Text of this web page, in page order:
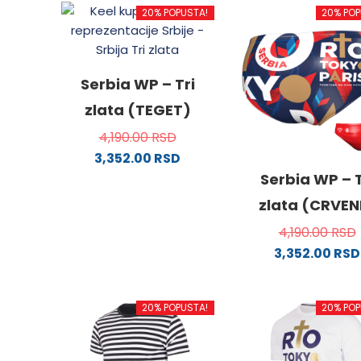
20% POPUSTA!
Serbia WP – Tri
zlata (TEGET)
4,190.00RSD
3,352.00 RSD
biti
izabrane
na
20%
Serbia WP –
zlata
4,190.00RSD
3,352.00 RSD
ima
više
varijanti.
20% POPUSTA! 20%